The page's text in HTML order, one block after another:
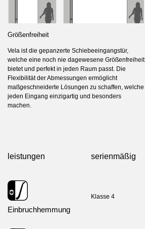
Größenfreiheit
Vela ist die gepanzerte Schiebeeingangstür,
welche eine noch nie dagewesene Größenfreiheit
bietet und perfekt in jeden Raum passt. Die
Flexibilität der Abmessungen ermöglicht
maßgeschneiderte Lösungen zu schaffen, welche
jeden Eingang einzigartig und besonders
machen.
leistungen serienmäßig
Einbruchhemmung
Klasse 4